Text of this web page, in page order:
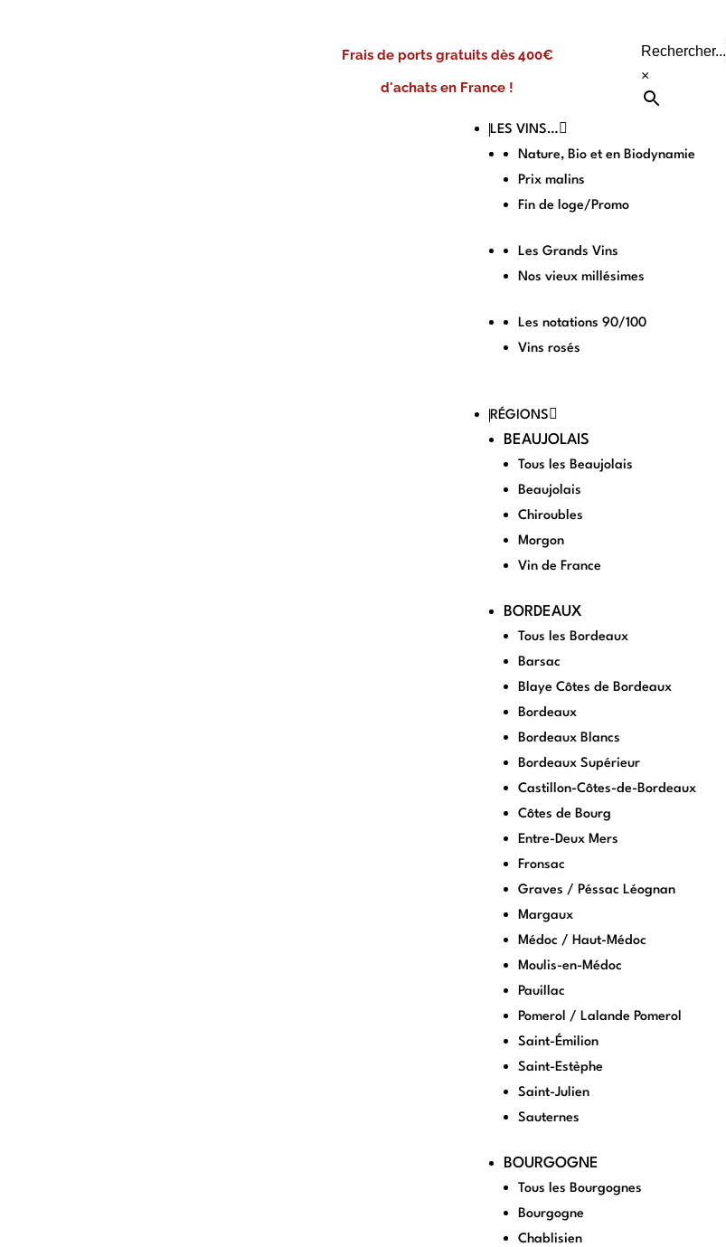
Frais de ports gratuits dès 400€
d'achats en France !
Rechercher...
×
LES VINS…
Nature, Bio et en Biodynamie
Prix malins
Fin de loge/Promo
Les Grands Vins
Nos vieux millésimes
Les notations 90/100
Vins rosés
RÉGIONS
BEAUJOLAIS
Tous les Beaujolais
Beaujolais
Chiroubles
Morgon
Vin de France
BORDEAUX
Tous les Bordeaux
Barsac
Blaye Côtes de Bordeaux
Bordeaux
Bordeaux Blancs
Bordeaux Supérieur
Castillon-Côtes-de-Bordeaux
Côtes de Bourg
Entre-Deux Mers
Fronsac
Graves / Péssac Léognan
Margaux
Médoc / Haut-Médoc
Moulis-en-Médoc
Pauillac
Pomerol / Lalande Pomerol
Saint-Émilion
Saint-Estèphe
Saint-Julien
Sauternes
BOURGOGNE
Tous les Bourgognes
Bourgogne
Chablisien